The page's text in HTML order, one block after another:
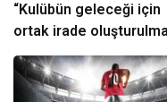
“Kulübün geleceği için
ortak irade